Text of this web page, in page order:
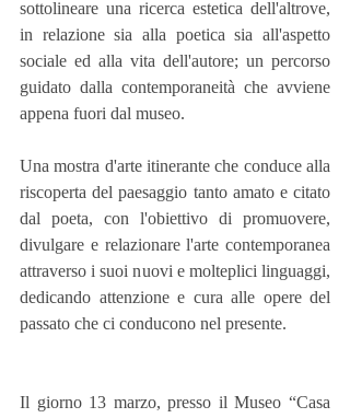
sottolineare una ricerca estetica dell'altrove,
in relazione sia alla poetica sia all'aspetto
sociale ed alla vita dell'autore; un percorso
guidato dalla contemporaneità che avviene
appena fuori dal museo.
Una mostra d'arte itinerante che conduce alla
riscoperta del paesaggio tanto amato e citato
dal poeta, con l'obiettivo di promuovere,
divulgare e relazionare l'arte contemporanea
attraverso i suoi nuovi e molteplici linguaggi,
dedicando attenzione e cura alle opere del
passato che ci conducono nel presente.
Il giorno 13 marzo, presso il Museo “Casa